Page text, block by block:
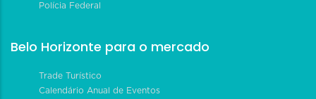
Polícia Federal
Belo Horizonte para o mercado
Trade Turístico
Calendário Anual de Eventos